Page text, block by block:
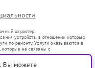
характер.
устройств, в отношении которых
по ремонту. Услуги оказываются в
не связаны с
представителями.
гражданский оборот в соответствии
Вы можете